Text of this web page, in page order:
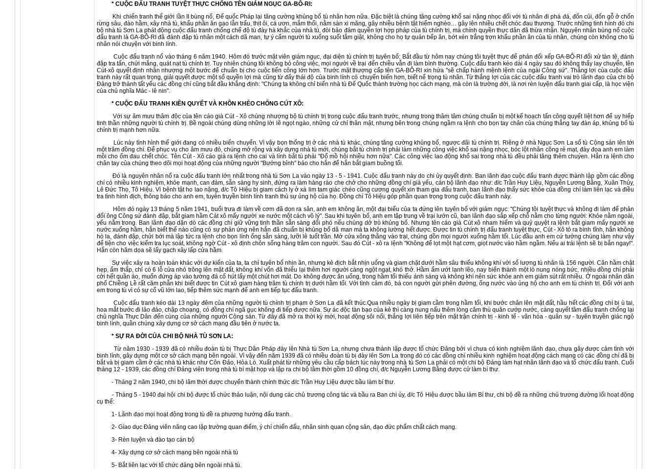
* CUỘC ĐẤU TRANH TUYỆT THỰC CHỐNG TÊN GIÁM NGỤC GA-BÔ-RI:
Khi chiến tranh thế giới lần II bùng nổ, Đế quốc Pháp lại tăng cường khủng bố tù nhân hơn nữa. Đặc biệt là chúng tăng cường khổ sai nặng nhọc đối với tù nhân đi phá đá, đốn củi, đốn gỗ ở chốn
rừng sâu, đào hầm, xây nhà tù, khẩu phần ăn gạo lẫn trấu, thịt ôi, cá ươn, mắm thối, nằm sàn xi măng, gây nhiều bệnh tật hiểm nghèo… gây lên nhiều chết chóc đau thương. Trước những tình hình đó chi
bộ nhà tù Sơn La phát động cuộc đấu tranh chống chế độ tù đày hà khắc của nhà tù, đòi bảo đảm quyền lợi hợp pháp của tù chính trị, mà chính quyền thực dân đã thừa nhận. Nguyên nhân bùng nổ cuộc
đấu tranh là GA-BÔ-RI đã đánh đập tù nhân một cách dã man, tự ý cấm người tù xuống suối tắm giặt, không cho họ tự quản bếp ăn, bớt xén trắng trợn khẩu phần ăn của tù nhân, chúng còn không cho tù
nhân nói chuyện với binh lính.
Cuộc đấu tranh nổ vào tháng 6 năm 1940. Hôm đó trước mặt viên giám ngục, đại diện tù chính trị tuyên bố: Bắt đầu từ hôm nay chúng tôi tuyệt thực để phản đối xếp GA-BÔ-RI đối xử tàn tệ, đánh
đập tra tấn, chửi mắng, quát nạt tù chính trị. Tuy nhiên chúng tôi không bỏ công việc, mọi người về trại đến chiều vẫn đi làm bình thường. Cuộc đấu tranh kéo dài 4 ngày sau đó không thấy lay chuyển, tên
Cút-xô quyết định nhân nhượng một bước để chuẩn bị cho cuộc tiến công lớn hơn. Trước mặt thượng cấp tên GA-BÔ-RI xin hứa "sẽ chấp hành mệnh lệnh của ngài Công sứ". Thắng lợi của cuộc đấu
tranh này rất quan trọng, giải quyết được một số quyền lợi mà cũng từ đấy thái độ của binh lính có chuyển biến hơn, biết nể trọng tù nhân. Từ thắng lợi của các cuộc đấu tranh vai trò lãnh đạo của chi bộ
Đảng trở thành tất yếu các đồng chí cũng bắt đầu khẳng định: "Chúng ta không chỉ biến nhà tù Đế Quốc thành trường học cách mạng, mà còn là trường đời, là nơi rèn luyện đấu tranh giai cấp, là học viện
của chủ nghĩa Mác - lê nin".
* CUỘC ĐẤU TRANH KIÊN QUYẾT VÀ KHÔN KHÉO CHỐNG CÚT XÔ:
Với sự âm mưu thâm độc của tên cáo già Cút - Xô chúng nhượng bộ tù chính trị trong cuộc đấu tranh trước, nhưng trong thâm tâm chúng chuẩn bị một kế hoạch tấn công quyết liệt hơn để uy hiếp
tinh thần những người tù chính trị. Bề ngoài chúng dùng những lời lẽ ngọt ngào, những cử chỉ thân mật, nhưng bên trong chúng ngầm ra lệnh cho bọn tay chân của chúng thẳng tay đàn áp, khủng bố tù
chính trị mạnh hơn nữa.
Lúc này tình hình thế giới đang có nhiều biến chuyển. Vì vậy bọn thống trị ở các nhà tù khác, chúng tăng cường khủng bố, ngược đãi tù chính trị. Riêng ở nhà Ngục Sơn La số tù Cộng sản lên tới
một trăm đồng chí. Để phục vụ cho âm mưu đó, chúng mở rộng và xây dựng nhà tù mới, chúng bắt tù chính trị phải làm những công việc khổ sai nặng nhọc, bóc lột nhân công rẻ mạt, đày đọa anh em làm
mồi cho ốm đau chết chóc. Tên Cút - Xô cáo già ra lệnh cho cai và lính bắt tù phải "Đổ mồ hôi nhiều hơn nữa". Các công việc lao động khổ sai trong nhà tù đều phải tăng thêm chuýen. Hắn ra lệnh cho
chân tay của chúng theo dõi mọi hoạt động của những người "Bướng bỉnh" báo cho hắn để hắn bắt giam buồng tối.
Đó là nguyên nhân nổ ra cuộc đấu tranh lớn nhất trong nhà tù Sơn La vào ngày 13 - 5 - 1941. Cuộc đấu tranh này do chi ủy quyết định. Ban lãnh đạo cuộc đấu tranh được thành lập gồm các đồng
chí có nhiều kinh nghiệm, khỏe mạnh, can đảm, sẵn sàng hy sinh, đứng ra làm hàng rào che chở cho những đồng chí già yếu, cán bộ lãnh đạo như: đ/c Trần Huy Liệu, Nguyễn Lương Bằng, Xuân Thủy,
Lê Đức Thọ, Tô Hiệu. Vì bệnh tật ho lao nặng, đ/c Tô Hiệu bị giam cách ly ở xà lim tam giác chéo cũng cương quyết xin tham gia đấu tranh, ban lãnh đạo thấy sức khỏe của đồng chí làm liên lạc và điều
tra tình hình địch, thông báo cho anh em, tuyên truyền binh lính tranh thủ sự ủng hộ của họ. Đồng chí Tô Hiệu góp phần quan trọng trong cuộc đấu tranh này.
Hôm đó ngày 13 tháng 5 năm 1941, buổi trưa đi làm về cơm đã dọn ra sân, anh em không ăn, một đại biểu của ta đứng lên tuyên bố với giám ngục: "Chúng tôi tuyệt thực và không đi làm để phản
đối ông Công sứ đánh đập, bắt giam hầm Cát xô mấy người xe nước một cách vô lý". Sau khi tuyên bố, anh em tập trung về trại lướn cũ, ban lãnh đạo sắp xếp chỗ nằm cho từng người: Khỏe nằm ngoài,
yếu nằm trong. Ban lãnh đạo dặn dò các đồng chí giữ vững tinh thần sẵn sàng đối phó nếu chúng dở trò khủng bố. Nhưng tên cáo già Cút xô nham hiểm và quỷ quyệt ra lệnh bắt giam mấy người xe
nước xuống hầm, hắn biết thế nào cũng có sự phản ứng nên hắn đã chuẩn bị khủng bố dã man mà ta không lường hết được. Được tin tù chính trị đấu tranh tuyệt thực, Cút - Xô tỏ ra bình tĩnh, hắn không
hò la, đánh đập, chửi bới mà lập tức ra lệnh cho bọn lính ống sẵn sàng, lưỡi lê tuốt trần. Mở cửa xông thằng vào trại, chúng dồn mọi người xuống hầm tối. Lúc đầu anh em cứ tưởng chúng làm như vậy
để tiện cho việc kiểm tra lục soát, không ngờ Cút - xô định chôn sống hàng trăm con người. Sau đó Cút - xô ra lệnh "Không để lọt một hạt cơm, giọt nước vào hầm ngầm. Nếu ai trái lệnh sẽ bị bắn ngay!".
Hắn còn hăm dọa sẽ lấy gạch xây lấp cửa hầm.
Sự việc xảy ra hoàn toàn khác với dự kiến của ta, ta chỉ tuyên bố nhịn ăn, nhưng kẻ địch bắt nhịn uống và giam chặt dưới hầm sâu thiếu không khí với số lượng tù nhân là 156 người. Căn hầm chật
hẹp, ẩm thấp, chỉ có 6 lỗ cửa nhỏ trông lên mặt đất, không khí vốn đã thiếu lại thêm hơi người càng ngột ngạt, khó thở. Hầm ẩm ướt lạnh lẽo, nay biến thành một lò nung nóng bức, nhiều đồng chí phải
cởi hết quần áo, muốn đứng áp vào tường đá cố hút lấy một chút hơi mát. Do không được ăn uống, trong hầm tối thiếu ánh sáng và không khí nên sức khỏe anh em giảm sút rất nhiều. Ở ngoài nhân dân
phố Chiềng Lề rất căm phẫn khi biết được tin Cút xô giam hàng trăm tù chính trị dưới hầm tối. Với tình cảm đó, bà con người gửi phên đường, ống nước vào ủng hộ cho anh em tù chính trị. Đối với anh
em trong tù vì có sự cổ vũ lớn lao, tiếp thêm sức mạnh để anh em tiếp tục đấu tranh.
Cuộc đấu tranh kéo dài 13 ngày đêm của những người tù chính trị phạm ở Sơn La đã kết thúc.Qua nhiều ngày bị giam cầm trong hầm tối, khi bước chân lên mặt đất, hầu hết các đồng chí bị ù tai,
hoa mắt bước đi lảo đảo, chập choạng, có đồng chí ngã gục không đi tiếp được nữa. Sự ác độc tàn bạo của kẻ thì càng nung nấu thêm lòng căm thù quân cướp nước, càng quyết tâm đấu tranh chống lại
chủ nghĩa Thực Dân đến cùng của những người Cộng sản. Từ đây đã mở ra thời kỳ mới, hoạt động sôi nổi, thắng lợi liên tiếp trên mặt trận chính trị - kinh tế - văn hóa - quân sự - tuyên truyền giác ngộ
binh lính, quần chúng xây dựng cơ sở cách mạng đầu tiên ở nước ta.
* SỰ RA ĐỜI CỦA CHI BỘ NHÀ TÙ SƠN LA:
Từ năm 1930 - 1939 đã có nhiều đoàn tù bị Thực Dân Pháp đày lên Nhà tù Sơn La, nhưng chưa thành lập được tổ chức Đảng bởi vì chưa có kinh nghiệm lãnh đạo, chưa gây được cảm tình với
binh lính, gây dựng một cơ sở cách mạng bên ngoài. Vì vậy đến năm 1939 đã có nhiều đoàn tù bị đày lên Sơn La trong đó có các đồng chí nhiều kinh nghiệm hoạt động cách mạng có các đồng chí đã bị
bắt và bị giam cầm ở các nhà tù khác như Côn Đảo, Hỏa Lò. Xuất phát từ những yêu cầu cấp bách lúc này trong nhà tù Sơn La phải có một chi bộ Đảng làm hạt nhân lãnh đạo và tổ chức đấu tranh. Cuối
tháng 12 - 1939, các đồng chí Đảng viên trong nhà tù bí mật họp và lập ra chi bộ lâm thời gồm 10 đồng chí, đ/c Nguyễn Lương Bằng được cử làm bí thư.
- Tháng 2 năm 1940, chi bộ lâm thời được chuyển thành chính thức đ/c Trần Huy Liệu được bầu làm bí thư.
- Tháng 5 - 1940 đại hội chi bộ được tổ chức thảo luận, nội dung các chủ trương công tác và bầu ra Ban chi ủy, đ/c Tô Hiệu được bầu làm Bí thư, chi bộ đề ra những chủ trương đường lối hoạt động
cụ thể:
1- Lãnh đạo mọi hoạt động trong tù đề ra phương hướng đấu tranh.
2- Gíao dục Đảng viên nâng cao lập trường quan điểm, ý chí chiến đấu, nhân sinh quan cộng sản, đạo đức phẩm chất cách mạng.
3- Rèn luyện và đào tạo cán bộ
4- Xây dựng cơ sở cách mạng bên ngoài nhà tù
5- Bắt liên lạc với tổ chức đảng bên ngoài nhà tù.